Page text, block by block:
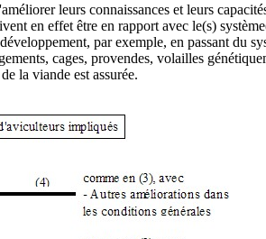
leurs connaissances et leurs
en effet être en rapport avec le(s)
par exemple, en passant du
cages, provendes, volailles
la viande est assurée.